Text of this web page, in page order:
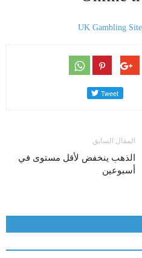
UK Gambling
المقال السابق
الذهب ينخفض لأقل مستوى في
أسبوعين